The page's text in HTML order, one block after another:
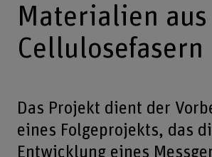
Materialien aus
Cellulosefasern
Das Projekt dient der
eines Folgeprojekts, das
Entwicklung eines